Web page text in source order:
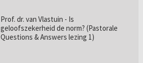
Prof. dr. van Vlastuin - Is
geloofszekerheid de norm? (Pastorale
Questions & Answers lezing 1)